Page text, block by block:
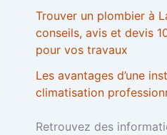
Trouver un plombier à
conseils, avis et devis
pour vos travaux
Les avantages d’une
climatisation
Retrouvez des